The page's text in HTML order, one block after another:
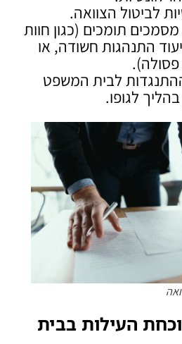
לביטול הצוואה.
תומכים (כגון חוות
התנהגות חשודה, או
לבית המשפט
לגופו.
העילות בבית